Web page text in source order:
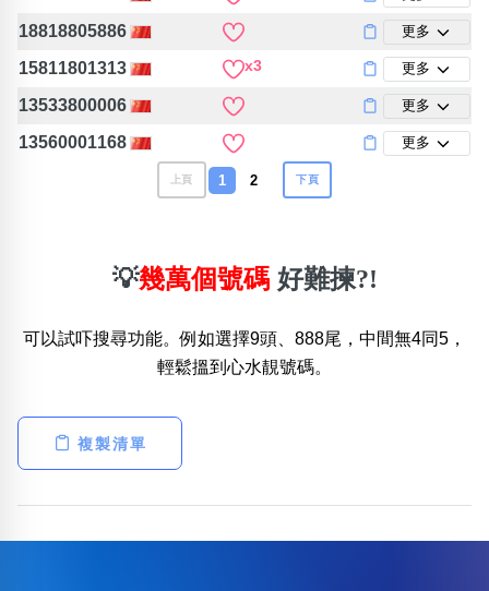
18818805886 更多
15811801313 x3 更多
13533800006 更多
13560001168 更多
上頁 1 2 下頁
💡幾萬個號碼 好難揀?!
可以試吓搜尋功能。例如選擇9頭、888尾，中間無4同5，
輕鬆搵到心水靚號碼。
複製清單